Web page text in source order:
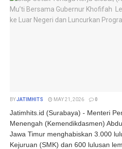
BYJATIMHITS MAY 21, 2026 0
Jatimhits.id (Surabaya) - Menteri
Menengah (Kemendikdasmen)
Jawa Timur menghabiskan 3.000
Kejuruan (SMK) dan 600 lulusan